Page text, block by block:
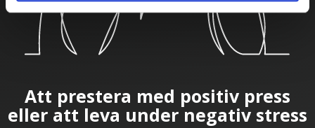
Att prestera med positiv press
eller att leva under negativ stress